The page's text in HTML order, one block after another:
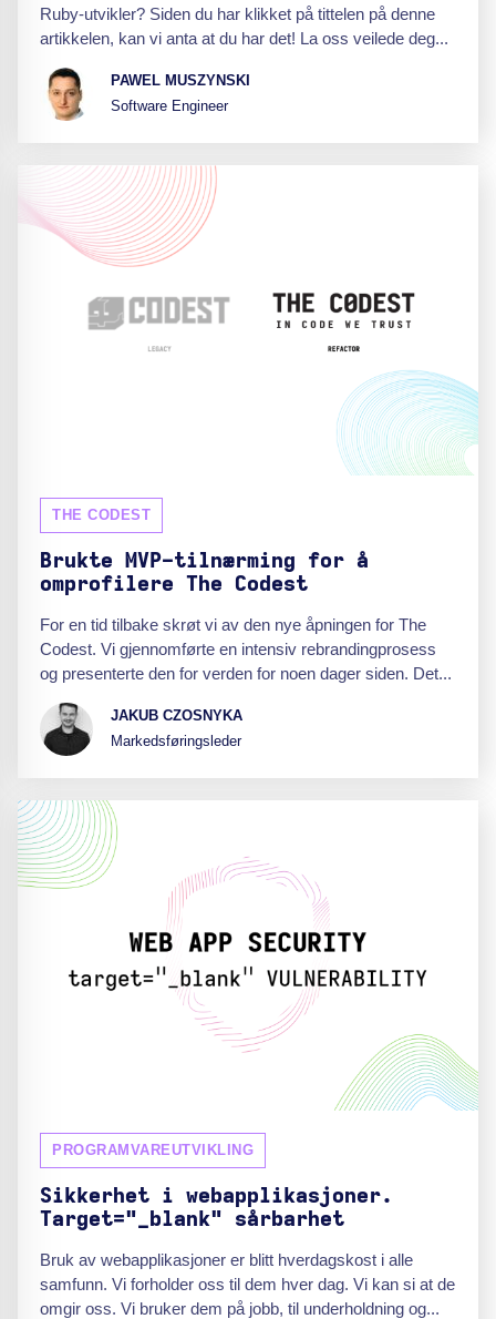
Ruby-utvikler? Siden du har klikket på tittelen på denne
artikkelen, kan vi anta at du har det! La oss veilede deg...
PAWEL MUSZYNSKI
Software Engineer
THE CODEST
Brukte MVP-tilnærming for å
omprofilere The Codest
For en tid tilbake skrøt vi av den nye åpningen for The
Codest. Vi gjennomførte en intensiv rebrandingprosess
og presenterte den for verden for noen dager siden. Det...
JAKUB CZOSNYKA
Markedsføringsleder
PROGRAMVAREUTVIKLING
Sikkerhet i webapplikasjoner.
Target="_blank" sårbarhet
Bruk av webapplikasjoner er blitt hverdagskost i alle
samfunn. Vi forholder oss til dem hver dag. Vi kan si at de
omgir oss. Vi bruker dem på jobb, til underholdning og...